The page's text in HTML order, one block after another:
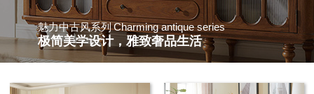
魅力中古风系列 Charming antique series
极简美学设计，雅致奢品生活